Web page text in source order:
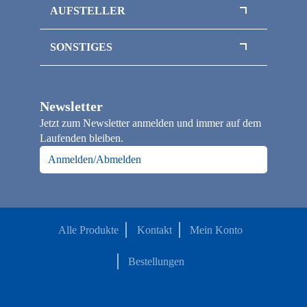
Sammelmappen / Magnetmappen
Magnetboxen
Inlays / Schaumstoffeinlagen
Flaschenverpackungen
Faltschachteln
AUFSTELLER
Thekenaufsteller
SONSTIGES
Loseblattsammlung / Broschüre A4
Notizbücher
Kalender
Newsletter
Jetzt zum Newsletter anmelden und immer auf dem
Laufenden bleiben.
Anmelden/Abmelden
Alle Produkte Kontakt Mein Konto
Bestellungen